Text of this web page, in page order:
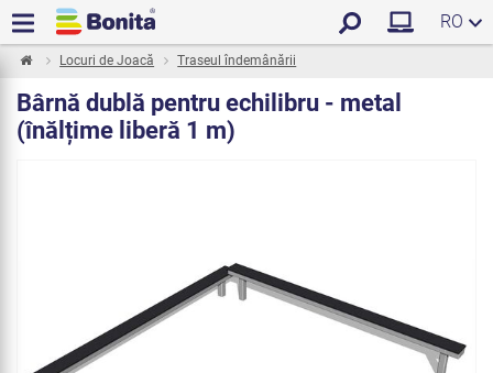
RO
Locuri de Joacă Traseul îndemânării
Bârnă dublă pentru echilibru - metal
(înălțime liberă 1 m)